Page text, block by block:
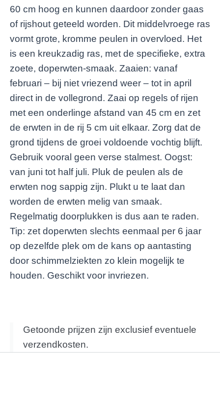
60 cm hoog en kunnen daardoor zonder gaas
of rijshout geteeld worden. Dit middelvroege ras
vormt grote, kromme peulen in overvloed. Het
is een kreukzadig ras, met de specifieke, extra
zoete, doperwten-smaak. Zaaien: vanaf
februari – bij niet vriezend weer – tot in april
direct in de vollegrond. Zaai op regels of rijen
met een onderlinge afstand van 45 cm en zet
de erwten in de rij 5 cm uit elkaar. Zorg dat de
grond tijdens de groei voldoende vochtig blijft.
Gebruik vooral geen verse stalmest. Oogst:
van juni tot half juli. Pluk de peulen als de
erwten nog sappig zijn. Plukt u te laat dan
worden de erwten melig van smaak.
Regelmatig doorplukken is dus aan te raden.
Tip: zet doperwten slechts eenmaal per 6 jaar
op dezelfde plek om de kans op aantasting
door schimmelziekten zo klein mogelijk te
houden. Geschikt voor invriezen.
Getoonde prijzen zijn exclusief eventuele
verzendkosten.